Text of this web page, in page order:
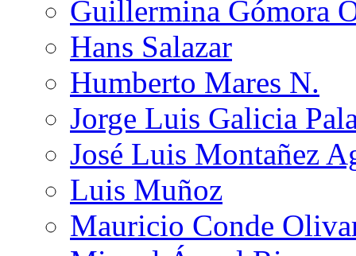
Guillermina Gómora
Hans Salazar
Humberto Mares N.
Jorge Luis Galicia
José Luis Montañez
Luis Muñoz
Mauricio Conde